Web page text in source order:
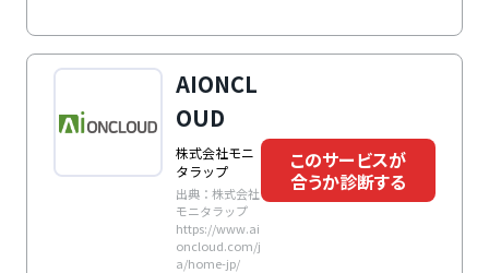
AIONCL
OUD
株式会社モニ
タラップ
出典：株式会社
モニタラップ
https://www.ai
oncloud.com/j
a/home-jp/
このサービスが
合うか診断する